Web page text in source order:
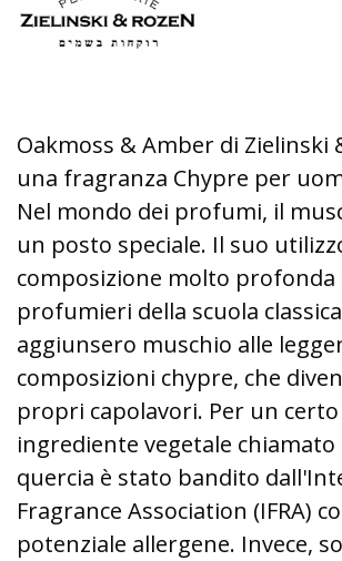
Oakmoss & Amber di Zielinski
una fragranza Chypre per
Nel mondo dei profumi, il
un posto speciale. Il suo
composizione molto profonda
profumieri della scuola
aggiunsero muschio alle
composizioni chypre, che
propri capolavori. Per un
ingrediente vegetale
quercia è stato bandito
Fragrance Association (IFRA)
potenziale allergene. Invece,